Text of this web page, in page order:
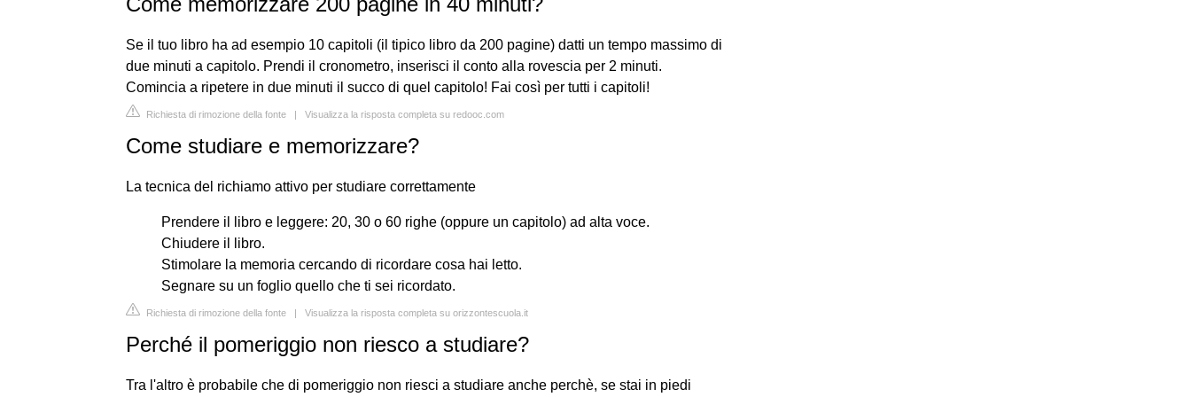
Se il tuo libro ha ad esempio 10 capitoli (il tipico libro da 200 pagine) datti un tempo massimo di
due minuti a capitolo. Prendi il cronometro, inserisci il conto alla rovescia per 2 minuti.
Comincia a ripetere in due minuti il succo di quel capitolo! Fai così per tutti i capitoli!
Richiesta di rimozione della fonte | Visualizza la risposta completa su redooc.com
Come studiare e memorizzare?
La tecnica del richiamo attivo per studiare correttamente
Prendere il libro e leggere: 20, 30 o 60 righe (oppure un capitolo) ad alta voce.
Chiudere il libro.
Stimolare la memoria cercando di ricordare cosa hai letto.
Segnare su un foglio quello che ti sei ricordato.
Richiesta di rimozione della fonte | Visualizza la risposta completa su orizzontescuola.it
Perché il pomeriggio non riesco a studiare?
Tra l'altro è probabile che di pomeriggio non riesci a studiare anche perchè, se stai in piedi